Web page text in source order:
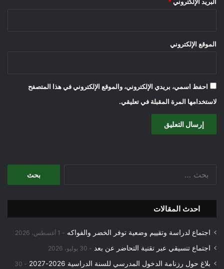
الموقع الإلكتروني
احفظ اسمي، بريدي الإلكتروني، والموقع الإلكتروني في هذا المتصفح
لاستخدامها المرة المقبلة في تعليقي.
احدث المقالات
اجتماع لدراسة وتقييم وضعية توفر الخضر والفواكه 1 أغسطس، 2026
اجتماع تنسيقي عبر تقنية التحاضر عن بعد 30 يوليو، 2026
بلاغ حول رزنامة الدخول المدرسي للسنة الدراسية 2026-2027
30